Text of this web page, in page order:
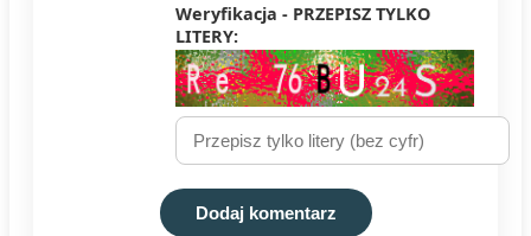
Weryfikacja - PRZEPISZ TYLKO
LITERY:
Dodaj komentarz